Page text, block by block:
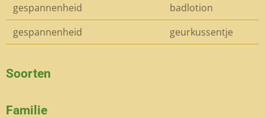
gespannenheid
badlotion
gespannenheid
geurkussentje
Soorten
Familie